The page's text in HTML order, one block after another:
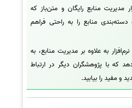
مدیریت منابع رایگان و متن‌باز که
منابع را به راحتی فراهم
به علاوه بر مدیریت منابع، به
که با پژوهشگران دیگر در ارتباط
و مفید را بیابید.